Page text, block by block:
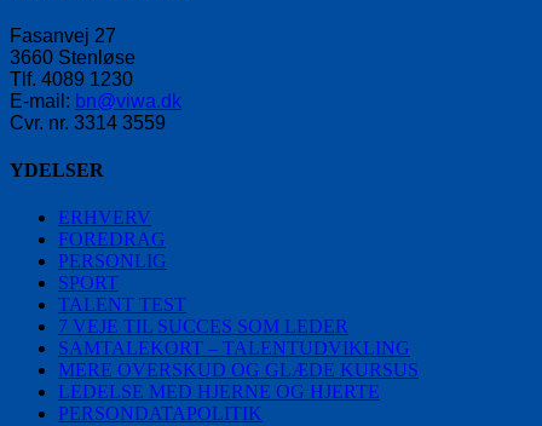
Fasanvej 27
3660 Stenløse
Tlf. 4089 1230
E-mail: bn@viwa.dk
Cvr. nr. 3314 3559
YDELSER
ERHVERV
FOREDRAG
PERSONLIG
SPORT
TALENT TEST
7 VEJE TIL SUCCES SOM LEDER
SAMTALEKORT – TALENTUDVIKLING
MERE OVERSKUD OG GLÆDE KURSUS
LEDELSE MED HJERNE OG HJERTE
PERSONDATAPOLITIK